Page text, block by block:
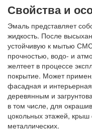
Свойства и
Эмаль представляет
жидкость. После
устойчивую к мытью
прочностью, водо- и
желтеет в процессе
покрытие. Может
фасадная и
деревянным и
в том числе, для
цокольных этажей,
металлических.